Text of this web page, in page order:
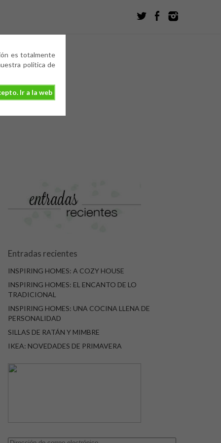
es totalmente
política de
Ir a la web
Entradas recientes
INSPIRING HOMES: A COZY HOUSE
INSPIRING HOMES: EL ENCANTO DE LO
TRADICIONAL
INSPIRING HOMES: UNA COCINA LLENA DE
PERSONALIDAD
SILLAS DE RATÁN Y MIMBRE
IKEA: NOVEDADES DE PRIMAVERA